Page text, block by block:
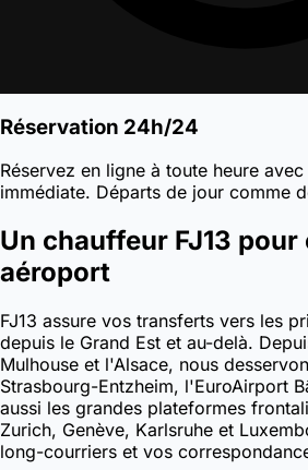
Réservation 24h/24
Réservez en ligne à toute heure
immédiate. Départs de jour comme
Un chauffeur FJ13 pour
aéroport
FJ13 assure vos transferts vers les
depuis le Grand Est et au-delà.
Mulhouse et l'Alsace, nous
Strasbourg-Entzheim, l'EuroAirport
aussi les grandes plateformes
Zurich, Genève, Karlsruhe et
long-courriers et vos